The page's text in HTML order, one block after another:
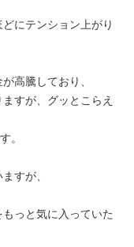
にテンション上がり
高騰しており、
すが、グッとこらえ
。
すが、
っと気に入っていた